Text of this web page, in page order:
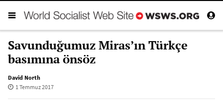
Savunduğumuz Miras’ın Türkçe
basımına önsöz
David North
1 Temmuz 2017